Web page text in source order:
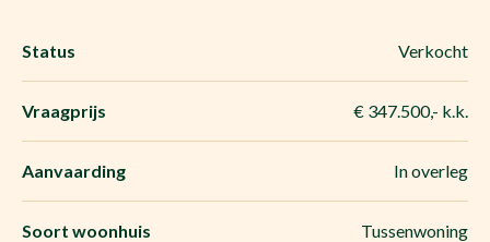
Status Verkocht
Vraagprijs € 347.500,- k.k.
Aanvaarding In overleg
Soort woonhuis Tussenwoning